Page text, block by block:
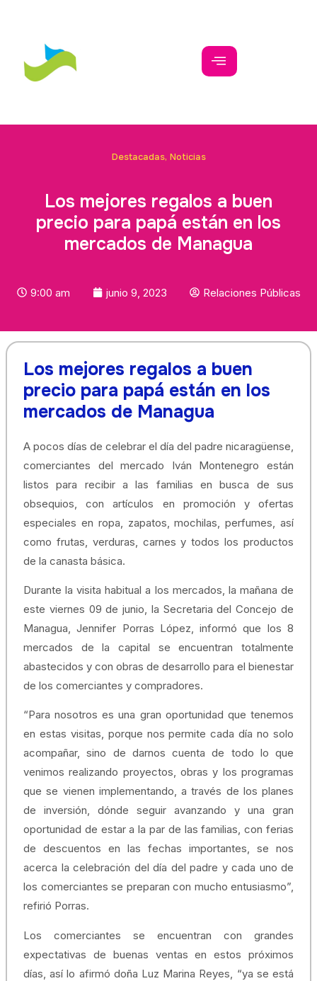
Destacadas, Noticias
Los mejores regalos a buen
precio para papá están en los
mercados de Managua
9:00 am junio 9, 2023 Relaciones Públicas
Los mejores regalos a buen
precio para papá están en los
mercados de Managua
A pocos días de celebrar el día del padre nicaragüense,
comerciantes del mercado Iván Montenegro están
listos para recibir a las familias en busca de sus
obsequios, con artículos en promoción y ofertas
especiales en ropa, zapatos, mochilas, perfumes, así
como frutas, verduras, carnes y todos los productos
de la canasta básica.
Durante la visita habitual a los mercados, la mañana de
este viernes 09 de junio, la Secretaria del Concejo de
Managua, Jennifer Porras López, informó que los 8
mercados de la capital se encuentran totalmente
abastecidos y con obras de desarrollo para el bienestar
de los comerciantes y compradores.
“Para nosotros es una gran oportunidad que tenemos
en estas visitas, porque nos permite cada día no solo
acompañar, sino de darnos cuenta de todo lo que
venimos realizando proyectos, obras y los programas
que se vienen implementando, a través de los planes
de inversión, dónde seguir avanzando y una gran
oportunidad de estar a la par de las familias, con ferias
de descuentos en las fechas importantes, se nos
acerca la celebración del día del padre y cada uno de
los comerciantes se preparan con mucho entusiasmo”,
refirió Porras.
Los comerciantes se encuentran con grandes
expectativas de buenas ventas en estos próximos
días, así lo afirmó doña Luz Marina Reyes, “ya se está